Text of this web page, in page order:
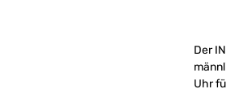
Der
Uhr